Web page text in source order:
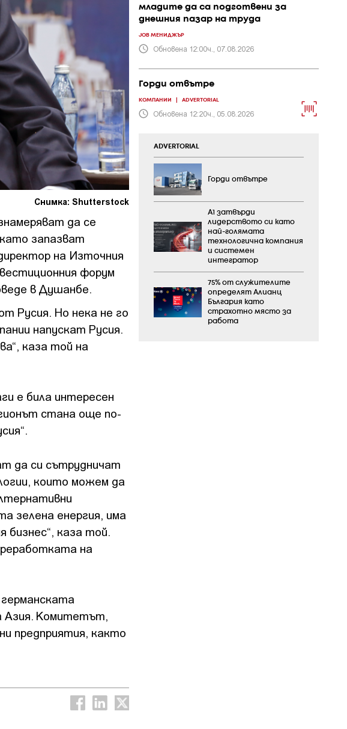
Снимка: Shutterstock
да се
запазват
на Източния
форум
в Душанбе.
Русия. Но нека не го
напускат Русия.
каза той на
е била интересен
стана още по-
да си сътрудничат
които можем да
зелена енергия, има
бизнес“, каза той.
на
Азия. Комитетът,
предприятия, както
младите да са подготвени за
днешния пазар на труда
JOB МЕНИДЖЪР
Обновена 12:00ч., 07.08.2026
Горди отвътре
КОМПАНИИ ADVERTORIAL
Обновена 12:20ч., 05.08.2026
ADVERTORIAL
Горди отвътре
А1 затвърди
лидерството си като
най-голямата
технологична компания
и системен
интегратор
75% от служителите
определят Алианц
България като
страхотно място за
работа